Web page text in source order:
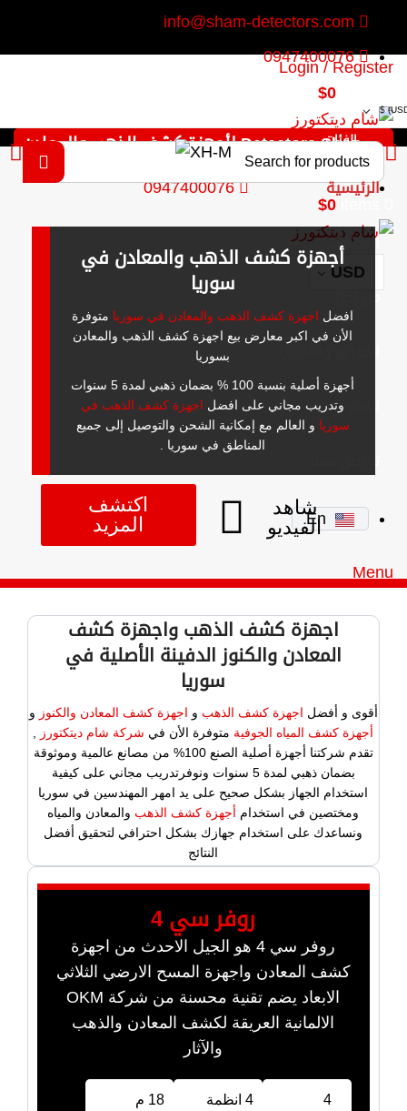
info@sham-detectors.com
0947400076
$
Detectors Shop لأجهزة كشف الذهب والمعادن
0947400076
Login / Register
$0
$0
USD
الفئات
الرئيسية
المنتجات
المدونة
En
Menu
En
أجهزة كشف الذهب والمعادن في
سوريا
افضل اجهزة كشف الذهب والمعادن في سوريا متوفرة
الأن في اكبر معارض بيع اجهزة كشف الذهب والمعادن
بسوريا
أجهزة أصلية بنسبة 100 % بضمان ذهبي لمدة 5 سنوات
وتدريب مجاني على افضل اجهزة كشف الذهب في
سوريا و العالم مع إمكانية الشحن والتوصيل إلى جميع
المناطق في سوريا .
اكتشف
المزيد
شاهد
الفيديو
اجهزة كشف الذهب واجهزة كشف
المعادن والكنوز الدفينة الأصلية في
سوريا
أقوى و أفضل اجهزة كشف الذهب و اجهزة كشف المعادن والكنوز و
أجهزة كشف المياه الجوفية متوفرة الأن في شركة شام ديتكتورز ,
تقدم شركتنا أجهزة أصلية الصنع 100% من مصانع عالمية وموثوقة
بضمان ذهبي لمدة 5 سنوات ونوفرتدريب مجاني على كيفية
استخدام الجهاز بشكل صحيح على يد امهر المهندسين في سوريا
ومختصين في استخدام أجهزة كشف الذهب والمعادن والمياه
ونساعدك على استخدام جهازك بشكل احترافي لتحقيق أفضل
النتائج
روفر سي 4
روفر سي 4 هو الجيل الاحدث من اجهزة
كشف المعادن واجهزة المسح الارضي الثلاثي
الابعاد يضم تقنية محسنة من شركة OKM
الالمانية العريقة لكشف المعادن والذهب
والآثار
4
4 انظمة
18 م